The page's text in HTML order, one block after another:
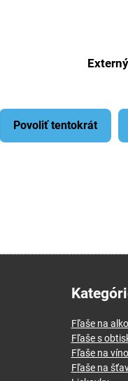
Povoliť tentokrát
Fľaše na
Fľaše s
Fľaše na víno
Fľaše na